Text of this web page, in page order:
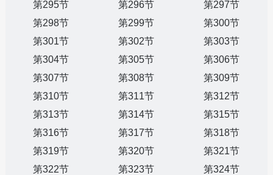
第295节
第296节
第297节
第298节
第299节
第300节
第301节
第302节
第303节
第304节
第305节
第306节
第307节
第308节
第309节
第310节
第311节
第312节
第313节
第314节
第315节
第316节
第317节
第318节
第319节
第320节
第321节
第322节
第323节
第324节